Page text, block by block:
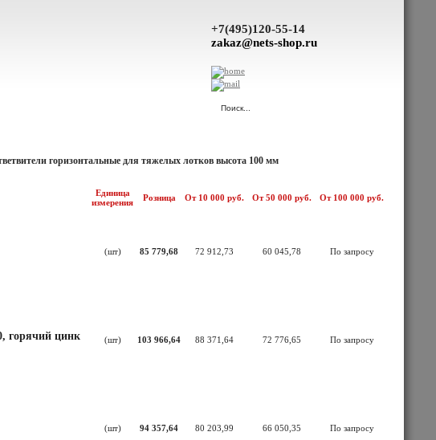
+7(495)120-55-14
zakaz@nets-shop.ru
горизонтальные для тяжелых лотков высота 100 мм
Единица
измерения
Розница От 10 000 руб. От 50 000 руб. От 100 000 руб.
(шт) 85 779,68 72 912,73 60 045,78 По запросу
горячий цинк (шт) 103 966,64 88 371,64 72 776,65 По запросу
(шт) 94 357,64 80 203,99 66 050,35 По запросу